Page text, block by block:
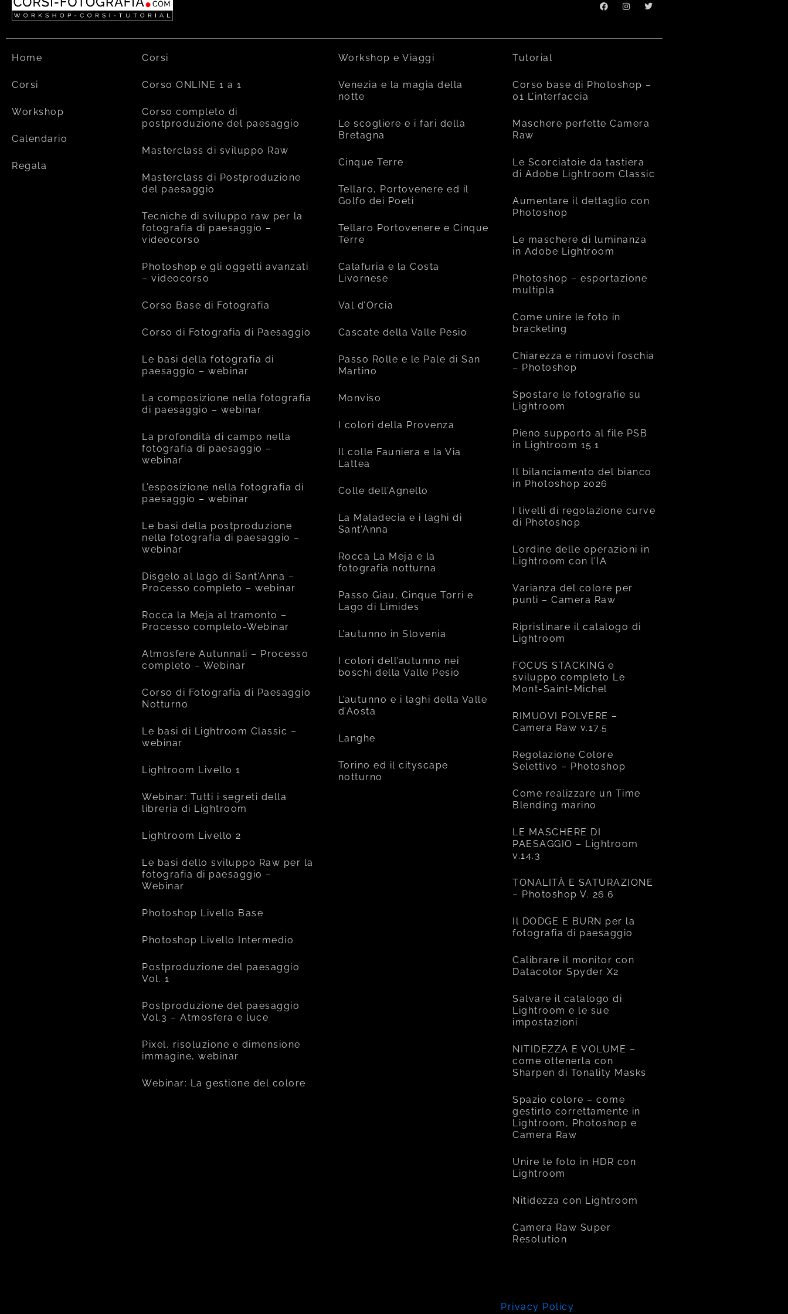
Home
Corsi
Workshop
Calendario
Regala
Corsi
Corso ONLINE 1 a 1
Corso completo di
postproduzione del paesaggio
Masterclass di sviluppo Raw
Masterclass di Postproduzione
del paesaggio
Tecniche di sviluppo raw per la
fotografia di paesaggio –
videocorso
Photoshop e gli oggetti avanzati
– videocorso
Corso Base di Fotografia
Corso di Fotografia di Paesaggio
Le basi della fotografia di
paesaggio – webinar
La composizione nella fotografia
di paesaggio – webinar
La profondità di campo nella
fotografia di paesaggio –
webinar
L’esposizione nella fotografia di
paesaggio – webinar
Le basi della postproduzione
nella fotografia di paesaggio –
webinar
Disgelo al lago di Sant’Anna –
Processo completo – webinar
Rocca la Meja al tramonto –
Processo completo-Webinar
Atmosfere Autunnali – Processo
completo – Webinar
Corso di Fotografia di Paesaggio
Notturno
Le basi di Lightroom Classic –
webinar
Lightroom Livello 1
Webinar: Tutti i segreti della
libreria di Lightroom
Lightroom Livello 2
Le basi dello sviluppo Raw per la
fotografia di paesaggio –
Webinar
Photoshop Livello Base
Photoshop Livello Intermedio
Postproduzione del paesaggio
Vol. 1
Postproduzione del paesaggio
Vol.3 – Atmosfera e luce
Pixel, risoluzione e dimensione
immagine, webinar
Webinar: La gestione del colore
Workshop e Viaggi
Venezia e la magia della
notte
Le scogliere e i fari della
Bretagna
Cinque Terre
Tellaro, Portovenere ed il
Golfo dei Poeti
Tellaro Portovenere e Cinque
Terre
Calafuria e la Costa
Livornese
Val d’Orcia
Cascate della Valle Pesio
Passo Rolle e le Pale di San
Martino
Monviso
I colori della Provenza
Il colle Fauniera e la Via
Lattea
Colle dell’Agnello
La Maladecia e i laghi di
Sant’Anna
Rocca La Meja e la
fotografia notturna
Passo Giau, Cinque Torri e
Lago di Limides
L’autunno in Slovenia
I colori dell’autunno nei
boschi della Valle Pesio
L’autunno e i laghi della Valle
d’Aosta
Langhe
Torino ed il cityscape
notturno
Tutorial
Corso base di Photoshop –
01 L’interfaccia
Maschere perfette Camera
Raw
Le Scorciatoie da tastiera
di Adobe Lightroom Classic
Aumentare il dettaglio con
Photoshop
Le maschere di luminanza
in Adobe Lightroom
Photoshop – esportazione
multipla
Come unire le foto in
bracketing
Chiarezza e rimuovi foschia
– Photoshop
Spostare le fotografie su
Lightroom
Pieno supporto al file PSB
in Lightroom 15.1
Il bilanciamento del bianco
in Photoshop 2026
I livelli di regolazione curve
di Photoshop
L’ordine delle operazioni in
Lightroom con l’IA
Varianza del colore per
punti – Camera Raw
Ripristinare il catalogo di
Lightroom
FOCUS STACKING e
sviluppo completo Le
Mont-Saint-Michel
RIMUOVI POLVERE –
Camera Raw v.17.5
Regolazione Colore
Selettivo – Photoshop
Come realizzare un Time
Blending marino
LE MASCHERE DI
PAESAGGIO – Lightroom
v.14.3
TONALITÀ E SATURAZIONE
– Photoshop V. 26.6
Il DODGE E BURN per la
fotografia di paesaggio
Calibrare il monitor con
Datacolor Spyder X2
Salvare il catalogo di
Lightroom e le sue
impostazioni
NITIDEZZA E VOLUME –
come ottenerla con
Sharpen di Tonality Masks
Spazio colore – come
gestirlo correttamente in
Lightroom, Photoshop e
Camera Raw
Unire le foto in HDR con
Lightroom
Nitidezza con Lightroom
Camera Raw Super
Resolution
Privacy Policy